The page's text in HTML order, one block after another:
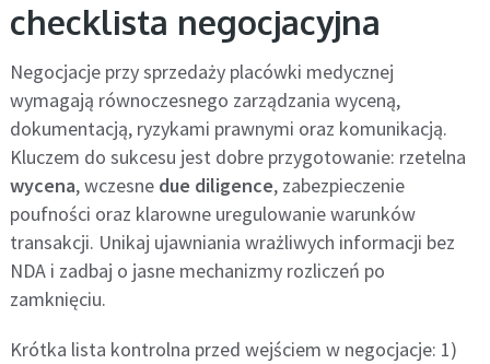
checklista negocjacyjna
Negocjacje przy sprzedaży placówki medycznej
wymagają równoczesnego zarządzania wyceną,
dokumentacją, ryzykami prawnymi oraz komunikacją.
Kluczem do sukcesu jest dobre przygotowanie: rzetelna
wycena, wczesne due diligence, zabezpieczenie
poufności oraz klarowne uregulowanie warunków
transakcji. Unikaj ujawniania wrażliwych informacji bez
NDA i zadbaj o jasne mechanizmy rozliczeń po
zamknięciu.
Krótka lista kontrolna przed wejściem w negocjacje: 1)